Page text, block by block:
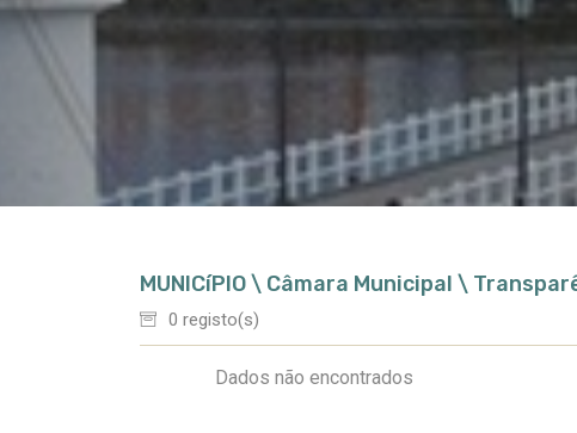
MUNICíPIO \ Câmara Municipal \
0 registo(s)
Dados não encontrados